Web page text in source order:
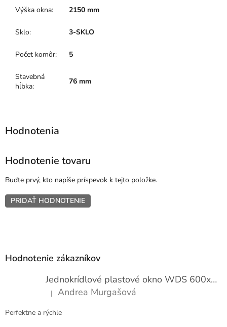
Výška okna: 2150 mm
Sklo: 3-SKLO
Počet komôr: 5
Stavebná
hĺbka:
76 mm
Hodnotenie tovaru
Buďte prvý, kto napíše príspevok k tejto položke.
PRIDAŤ HODNOTENIE
Hodnotenie zákazníkov
Jednokrídlové plastové okno WDS 600x1000
Hodnotenie produktu je 5 z 5 hviezdičiek.
| Andrea Murgašová
Perfektne a rýchle